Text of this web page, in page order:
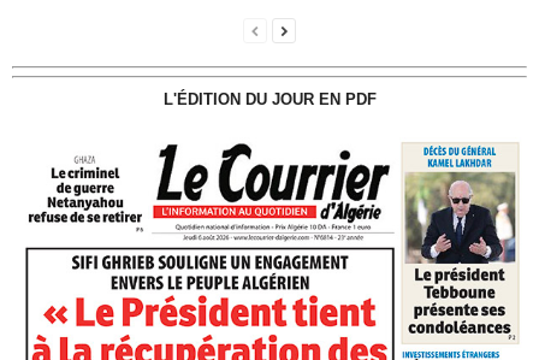
L'ÉDITION DU JOUR EN PDF